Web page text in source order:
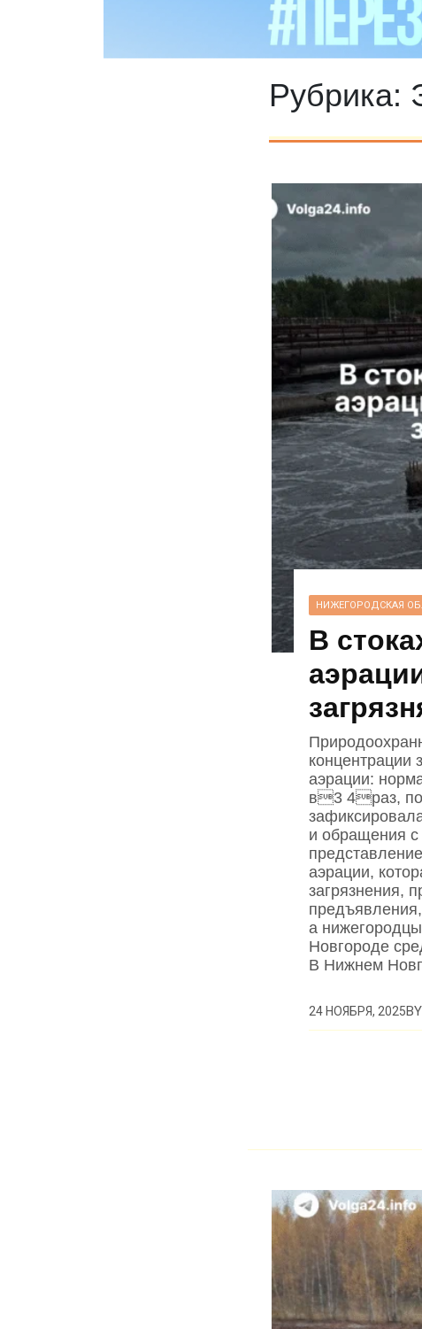
Рубрика:
НИЖЕГОРОДСКАЯ
В
концентрации
аэрации:
в3 4раз, по
и обращения с
аэрации,
загрязнения,
а
Новгороде
В Нижнем
24 НОЯБРЯ, 2025BY